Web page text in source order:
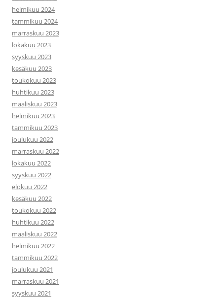
helmikuu 2024
tammikuu 2024
marraskuu 2023
lokakuu 2023
syyskuu 2023
kesäkuu 2023
toukokuu 2023
huhtikuu 2023
maaliskuu 2023
helmikuu 2023
tammikuu 2023
joulukuu 2022
marraskuu 2022
lokakuu 2022
syyskuu 2022
elokuu 2022
kesäkuu 2022
toukokuu 2022
huhtikuu 2022
maaliskuu 2022
helmikuu 2022
tammikuu 2022
joulukuu 2021
marraskuu 2021
syyskuu 2021